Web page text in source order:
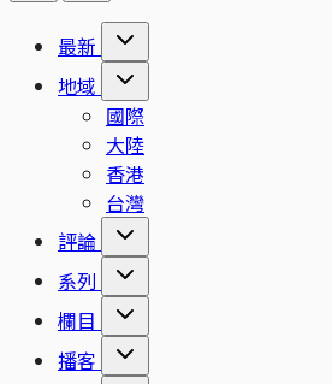
最新
地域
國際
大陸
香港
台灣
評論
系列
欄目
播客